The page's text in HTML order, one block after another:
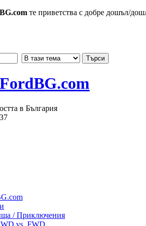
те приветства с добре дошъл/
в България
/ Приключения
vs. FWD